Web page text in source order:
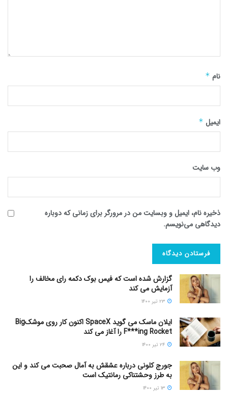
نام *
ایمیل *
وب‌ سایت
ذخیره نام، ایمیل و وبسایت من در مرورگر برای زمانی که دوباره
دیدگاهی می‌نویسم.
گزارش شده است که فیس بوک دکمه رای مخالف را
آزمایش می کند
ایلان ماسک می گوید SpaceX اکنون کار روی موشکBig
F***ing Rocket را آغاز می کند
جورج کلونی درباره عشقش به آمال صحبت می کند و این
به طرز وحشتناکی رمانتیک است